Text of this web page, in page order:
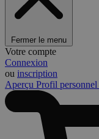
Fermer le menu
Votre compte
Connexion
ou inscription
Aperçu Profil personnel